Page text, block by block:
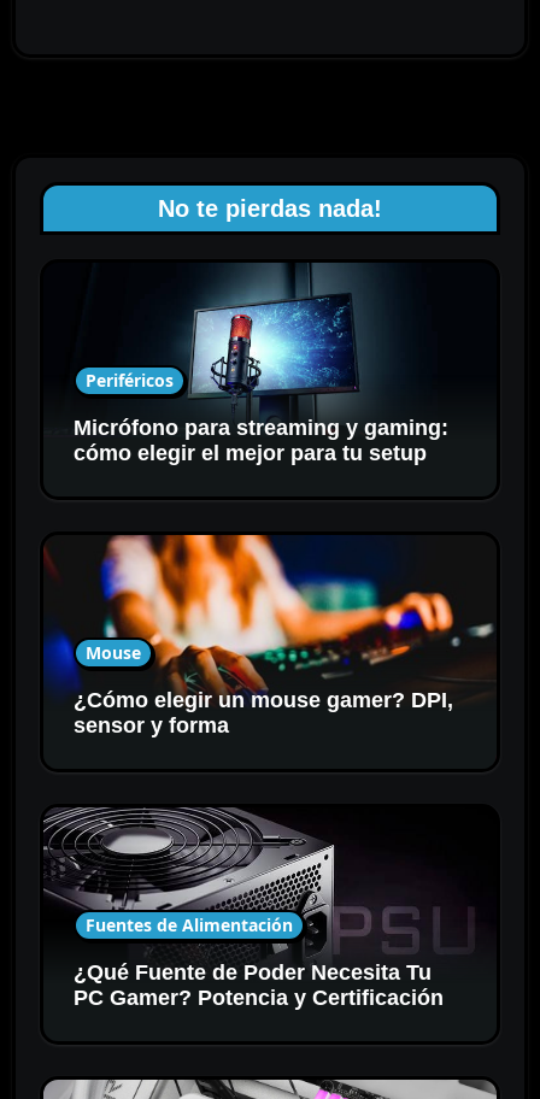
No te pierdas nada!
Periféricos
Micrófono para streaming y gaming:
cómo elegir el mejor para tu setup
Mouse
¿Cómo elegir un mouse gamer? DPI,
sensor y forma
Fuentes de Alimentación
¿Qué Fuente de Poder Necesita Tu
PC Gamer? Potencia y Certificación